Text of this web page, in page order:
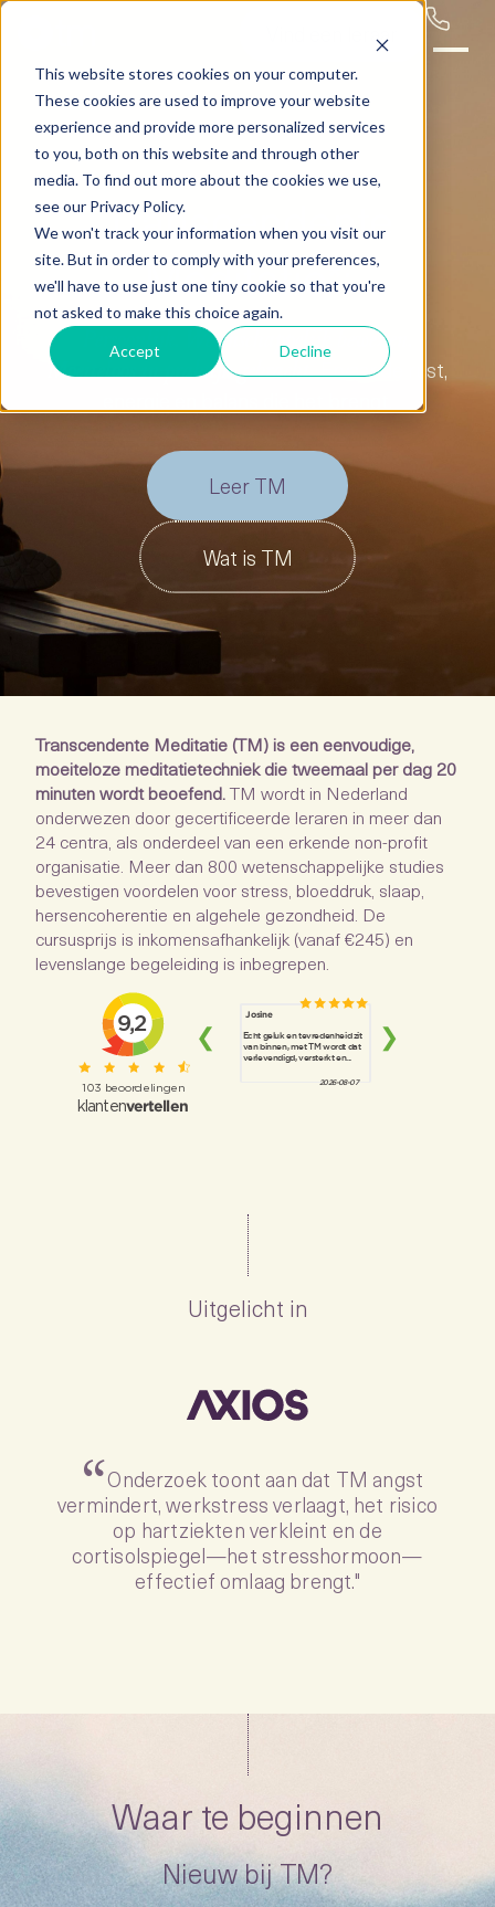
This website stores cookies on your computer.
These cookies are used to improve your website
experience and provide more personalized services
to you, both on this website and through other
media. To find out more about the cookies we use,
see our Privacy Policy.
We won't track your information when you visit our
site. But in order to comply with your preferences,
we'll have to use just one tiny cookie so that you're
not asked to make this choice again.
Accept Decline
Vind een leraar
Transcendente
Meditatie*:
Persoonlijk.
Wetenschappelijk bewezen.
Moeiteloos in praktijk gebracht.Ervaar de rust,
Leer TM
Wat is TM
Transcendente Meditatie (TM) is een eenvoudige,
moeiteloze meditatietechniek die tweemaal per dag 20
minuten wordt beoefend.TM wordt in Nederland
onderwezen door gecertificeerde leraren in meer dan
24 centra, als onderdeel van een erkende non-profit
organisatie. Meer dan 800 wetenschappelijke studies
bevestigen voordelen voor stress, bloeddruk, slaap,
hersencoherentie en algehele gezondheid. De
cursusprijs is inkomensafhankelijk (vanaf €245) en
levenslange begeleiding is inbegrepen.
Uitgelicht in
“Onderzoek toont aan dat TM angst
vermindert, werkstress verlaagt, het risico
op hartziekten verkleint en de
cortisolspiegel—het stresshormoon—
effectief omlaag brengt."
Waar te beginnen
Nieuw bij TM?